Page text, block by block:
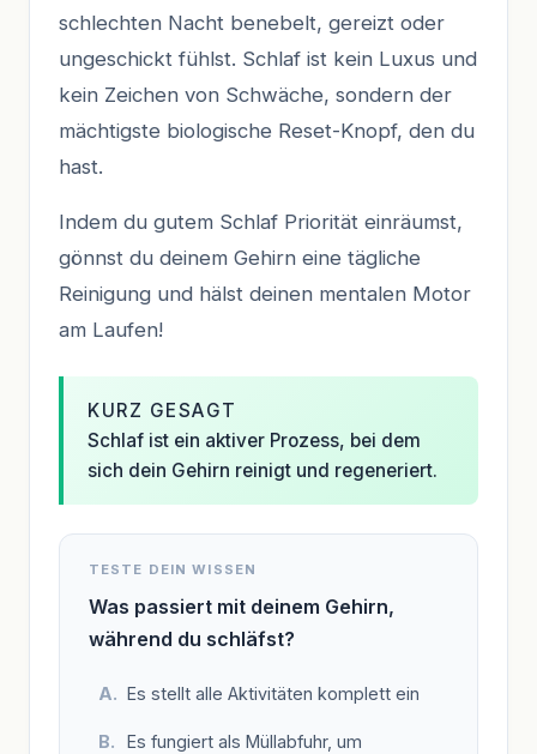
schlechten Nacht benebelt, gereizt oder
ungeschickt fühlst. Schlaf ist kein Luxus und
kein Zeichen von Schwäche, sondern der
mächtigste biologische Reset-Knopf, den du
hast.
Indem du gutem Schlaf Priorität einräumst,
gönnst du deinem Gehirn eine tägliche
Reinigung und hälst deinen mentalen Motor
am Laufen!
KURZ GESAGT
Schlaf ist ein aktiver Prozess, bei dem
sich dein Gehirn reinigt und regeneriert.
TESTE DEIN WISSEN
Was passiert mit deinem Gehirn,
während du schläfst?
Es stellt alle Aktivitäten komplett ein
Es fungiert als Müllabfuhr, um